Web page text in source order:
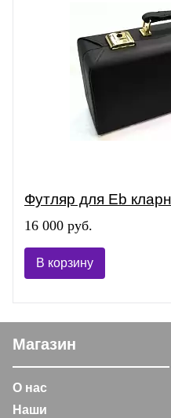
Футляр для Eb
16 000 руб.
В корзину
Магазин
О нас
Наши